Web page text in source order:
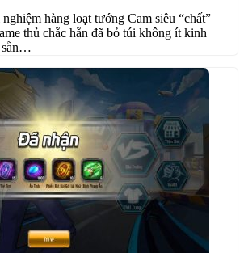
hàng loạt tướng Cam siêu “chất”
thủ chắc hẳn đã bỏ túi không ít kinh
sẵn…